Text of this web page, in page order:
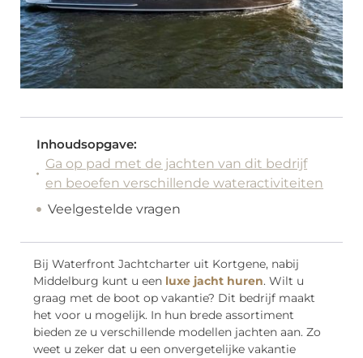
Inhoudsopgave:
Ga op pad met de jachten van dit bedrijf
en beoefen verschillende wateractiviteiten
Veelgestelde vragen
Bij Waterfront Jachtcharter uit Kortgene, nabij
Middelburg kunt u een luxe jacht huren. Wilt u
graag met de boot op vakantie? Dit bedrijf maakt
het voor u mogelijk. In hun brede assortiment
bieden ze u verschillende modellen jachten aan. Zo
weet u zeker dat u een onvergetelijke vakantie